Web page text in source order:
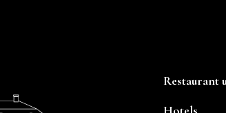
Restaurant